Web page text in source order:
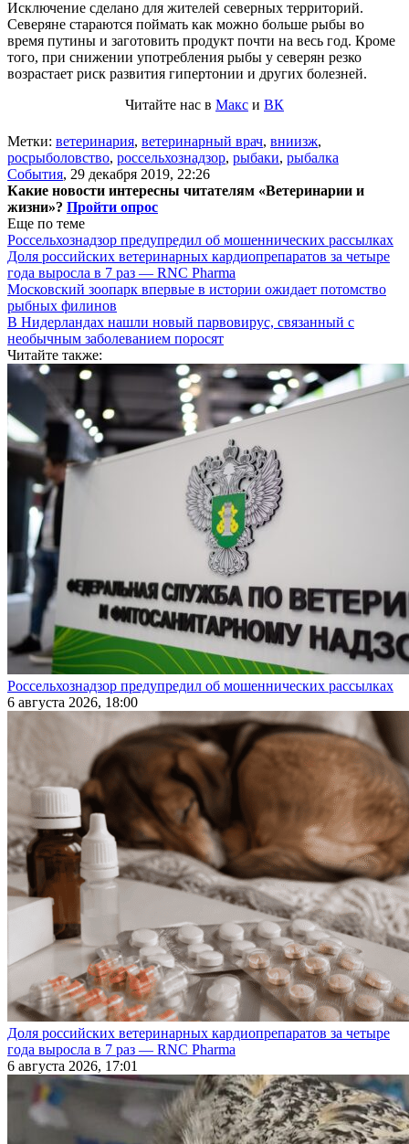
Исключение сделано для жителей северных территорий.
Северяне стараются поймать как можно больше рыбы во
время путины и заготовить продукт почти на весь год. Кроме
того, при снижении употребления рыбы у северян резко
возрастает риск развития гипертонии и других болезней.
Читайте нас в Макс и ВК
Метки: ветеринария, ветеринарный врач, вниизж,
росрыболовство, россельхознадзор, рыбаки, рыбалка
События, 29 декабря 2019, 22:26
Какие новости интересны читателям «Ветеринарии и
жизни»? Пройти опрос
Еще по теме
Россельхознадзор предупредил об мошеннических рассылках
Доля российских ветеринарных кардиопрепаратов за четыре
года выросла в 7 раз — RNC Pharma
Московский зоопарк впервые в истории ожидает потомство
рыбных филинов
В Нидерландах нашли новый парвовирус, связанный с
необычным заболеванием поросят
Читайте также:
Россельхознадзор предупредил об мошеннических рассылках
6 августа 2026, 18:00
Доля российских ветеринарных кардиопрепаратов за четыре
года выросла в 7 раз — RNC Pharma
6 августа 2026, 17:01